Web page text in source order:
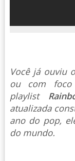
Você já ouviu
ou com foco
playlist
atualizada
ano do pop,
do mundo.